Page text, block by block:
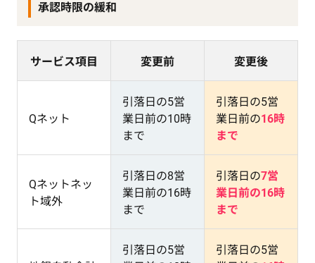
承認時限の緩和
サービス項目 変更前 変更後
Qネット
引落日の5営
業日前の10時
まで
引落日の5営
業日前の16時
まで
Qネットネッ
ト域外
引落日の8営
業日前の16時
まで
引落日の7営
業日前の16時
まで
引落日の5営
引落日の5営